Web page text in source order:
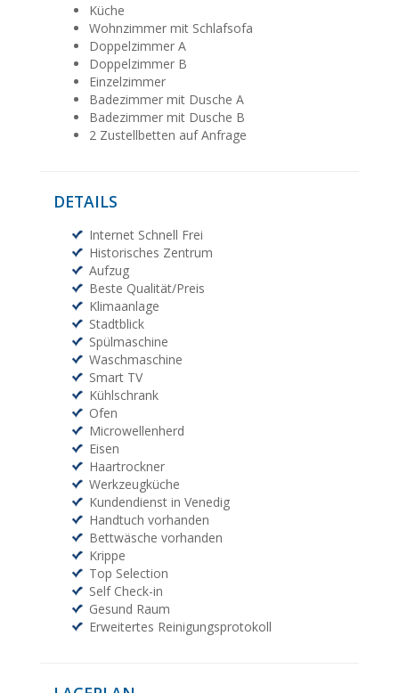
Küche
Wohnzimmer mit Schlafsofa
Doppelzimmer A
Doppelzimmer B
Einzelzimmer
Badezimmer mit Dusche A
Badezimmer mit Dusche B
2 Zustellbetten auf Anfrage
DETAILS
Internet Schnell Frei
Historisches Zentrum
Aufzug
Beste Qualität/Preis
Klimaanlage
Stadtblick
Spülmaschine
Waschmaschine
Smart TV
Kühlschrank
Ofen
Microwellenherd
Eisen
Haartrockner
Werkzeugküche
Kundendienst in Venedig
Handtuch vorhanden
Bettwäsche vorhanden
Krippe
Top Selection
Self Check-in
Gesund Raum
Erweitertes Reinigungsprotokoll